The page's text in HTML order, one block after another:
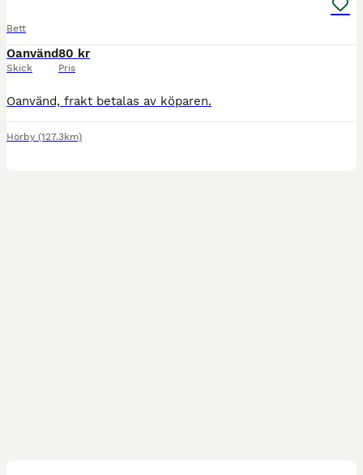
Bett
Oanvänd
Skick
80 kr
Pris
Oanvänd, frakt betalas av köparen.
Hörby (127.3km)